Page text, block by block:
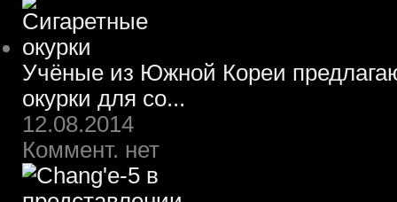
Учёные из Южной Кореи
окурки для со...
12.08.2014
Коммент. нет